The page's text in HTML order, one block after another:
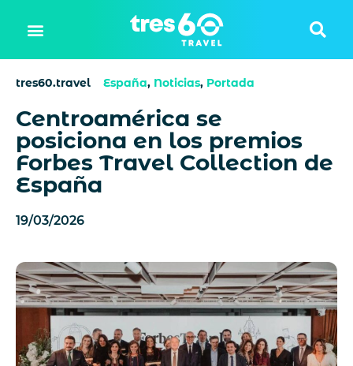
tres60.travel España, Noticias, Portada
Centroamérica se
posiciona en los premios
Forbes Travel Collection de
España
19/03/2026